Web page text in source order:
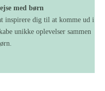
med børn
inspirere dig til at komme ud i
unikke oplevelser sammen